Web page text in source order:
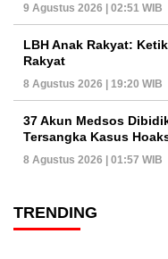
9 Agustus 2026 | 02:51 WIB
LBH Anak Rakyat:
Rakyat
8 Agustus 2026 | 19:20 WIB
37 Akun Medsos
Tersangka Kasus
8 Agustus 2026 | 01:57 WIB
TRENDING